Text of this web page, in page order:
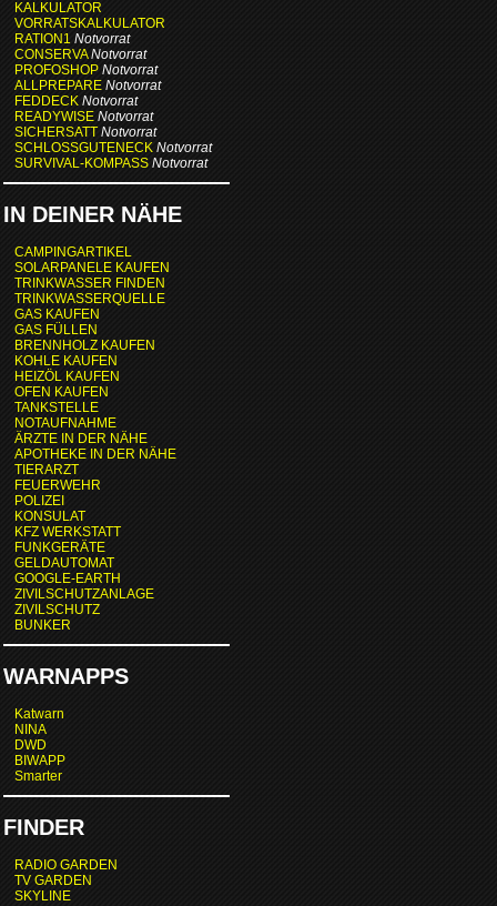
KALKULATOR
VORRATSKALKULATOR
RATION1 Notvorrat
CONSERVA Notvorrat
PROFOSHOP Notvorrat
ALLPREPARE Notvorrat
FEDDECK Notvorrat
READYWISE Notvorrat
SICHERSATT Notvorrat
SCHLOSSGUTENECK Notvorrat
SURVIVAL-KOMPASS Notvorrat
IN DEINER NÄHE
CAMPINGARTIKEL
SOLARPANELE KAUFEN
TRINKWASSER FINDEN
TRINKWASSERQUELLE
GAS KAUFEN
GAS FÜLLEN
BRENNHOLZ KAUFEN
KOHLE KAUFEN
HEIZÖL KAUFEN
OFEN KAUFEN
TANKSTELLE
NOTAUFNAHME
ÄRZTE IN DER NÄHE
APOTHEKE IN DER NÄHE
TIERARZT
FEUERWEHR
POLIZEI
KONSULAT
KFZ WERKSTATT
FUNKGERÄTE
GELDAUTOMAT
GOOGLE-EARTH
ZIVILSCHUTZANLAGE
ZIVILSCHUTZ
BUNKER
WARNAPPS
Katwarn
NINA
DWD
BIWAPP
Smarter
FINDER
RADIO GARDEN
TV GARDEN
SKYLINE